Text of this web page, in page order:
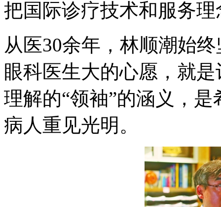
把国际诊疗技术和服务
从医30余年，林顺潮始
眼科医生大的心愿，就
理解的“领袖”的涵义，
病人重见光明。